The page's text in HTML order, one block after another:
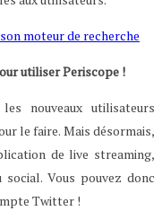
utiliser Periscope !
nouveaux utilisateurs
le faire. Mais désormais,
de live streaming,
Vous pouvez donc
Twitter !